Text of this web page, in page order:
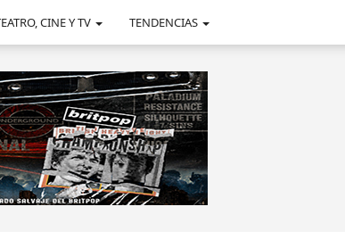
CINE Y TV TENDENCIAS